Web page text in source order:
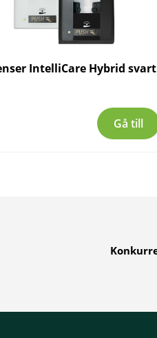
IntelliCare Hybrid svart
Gå till